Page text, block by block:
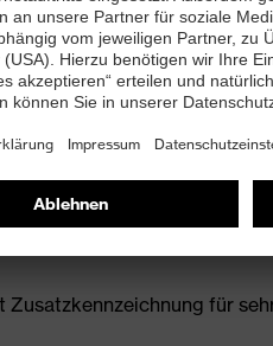
entwickelter Leisten
Schaftkonstruktion
mit
hergestellt
für